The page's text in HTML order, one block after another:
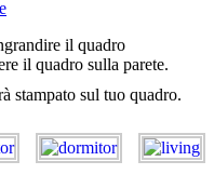
il quadro
il quadro sulla parete.
stampato sul tuo quadro.